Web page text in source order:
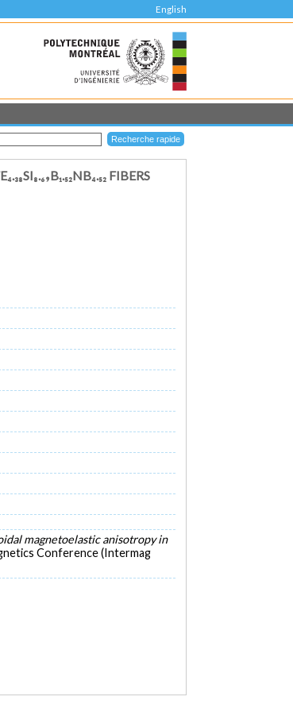
English
FIBERS
magnetoelastic anisotropy in
Conference (Intermag